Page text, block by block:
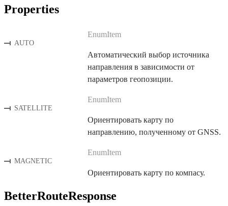
Properties
AUTO
EnumItem
Автоматический выбор источника
направления в зависимости от
параметров геопозиции.
SATELLITE
EnumItem
Ориентировать карту по
направлению, полученному от GNSS.
MAGNETIC
EnumItem
Ориентировать карту по компасу.
BetterRouteResponse